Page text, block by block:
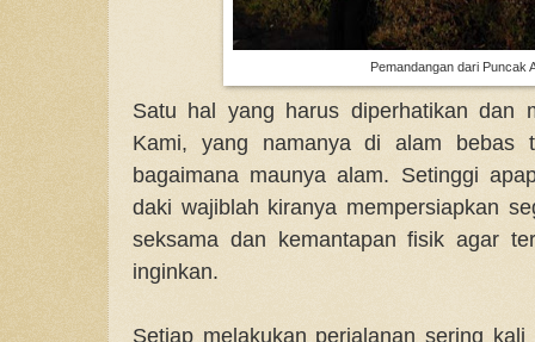
Pemandangan dari Puncak
Satu hal yang harus diperhatikan dan
Kami, yang namanya di alam bebas
bagaimana maunya alam. Setinggi
daki wajiblah kiranya mempersiapkan
seksama dan kemantapan fisik agar
inginkan.
Setiap melakukan perjalanan sering